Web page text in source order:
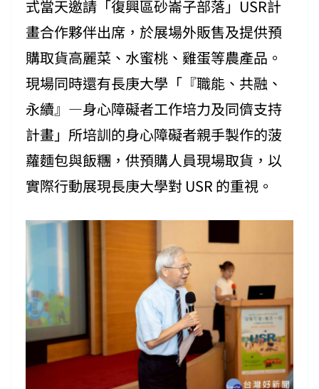
式當天邀請「復興區砂崙子部落」USR計
畫合作夥伴出席，於展場外販售及提供預
購取貨高麗菜、水蜜桃、雞蛋等農產品。
現場同時還有長庚大學「『職能、共融、
永續』—身心障礙者工作培力及同儕支持
計畫」所培訓的身心障礙者親手製作的菠
蘿麵包與飯糰，供預購人員現場取貨，以
實際行動展現長庚大學對 USR 的重視。